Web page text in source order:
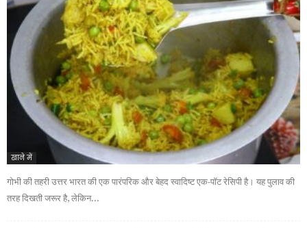
खाने में
गोभी की तहरी उत्तर भारत की एक पारंपरिक और बेहद स्वादिष्ट एक-पॉट रेसिपी है। यह पुलाव की
तरह दिखती जरूर है, लेकिन...